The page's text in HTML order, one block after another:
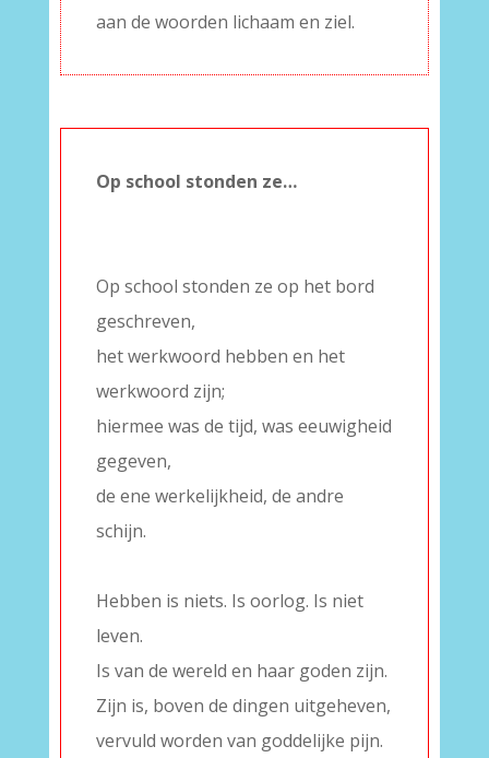
aan de woorden lichaam en ziel.
Op school stonden ze…
Op school stonden ze op het bord
geschreven,
het werkwoord hebben en het
werkwoord zijn;
hiermee was de tijd, was eeuwigheid
gegeven,
de ene werkelijkheid, de andre
schijn.
Hebben is niets. Is oorlog. Is niet
leven.
Is van de wereld en haar goden zijn.
Zijn is, boven de dingen uitgeheven,
vervuld worden van goddelijke pijn.